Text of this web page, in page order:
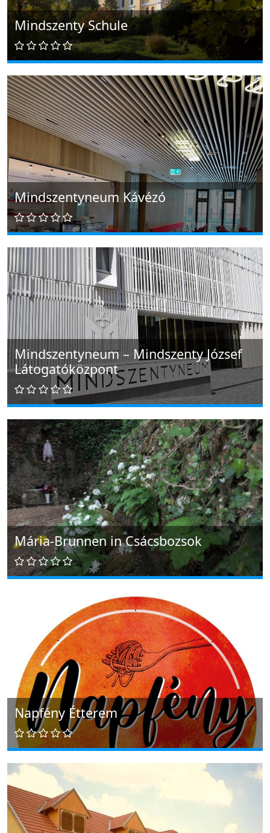
Mindszenty Schule
Mindszentyneum Kávézó
Mindszentyneum – Mindszenty József
Látogatóközpont
Mária-Brunnen in Csácsbozsok
Napfény Étterem